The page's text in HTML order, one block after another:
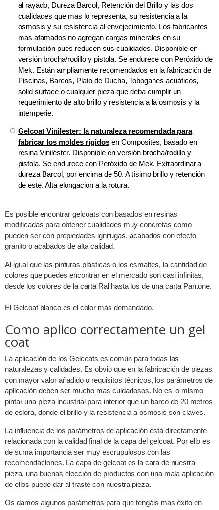
al rayado, Dureza Barcol, Retención del Brillo y las dos
cualidades que mas lo representa, su resistencia a la
osmosis y su resistencia al envejecimiento. Los fabricantes
mas afamados no agregan cargas minerales en su
formulación pues reducen sus cualidades. Disponible en
versión brocha/rodillo y pistola. Se endurece con Peróxido de
Mek. Están ampliamente recomendados en la fabricación de
Piscinas, Barcos, Plato de Ducha, Toboganes acuáticos,
solid surface o cualquier pieza que deba cumplir un
requerimiento de alto brillo y resistencia a la osmosis y la
intemperie.
Gelcoat Vinilester: la naturaleza recomendada para
fabricar los moldes rígidos en Composites, basado en
resina Viniléster. Disponible en versión brocha/rodillo y
pistola. Se endurece con Peróxido de Mek. Extraordinaria
dureza Barcol, por encima de 50. Altísimo brillo y retención
de este. Alta elongación a la rotura.
Es posible encontrar gelcoats con basados en resinas
modificadas para obtener cualidades muy concretas como
pueden ser con propiedades ignifugas, acabados con efecto
granito o acabados de alta calidad.
Al igual que las pinturas plásticas o los esmaltes, la cantidad de
colores que puedes encontrar en el mercado son casi infinitas,
desde los colores de la carta Ral hasta los de una carta Pantone.
El Gelcoat blanco es el color más demandado.
Como aplico correctamente un gel
coat
La aplicación de los Gelcoats es común para todas las
naturalezas y calidades. Es obvio que en la fabricación de piezas
con mayor valor añadido o requisitos técnicos, los parámetros de
aplicación deben ser mucho mas cuidadosos. No es lo mismo
pintar una pieza industrial para interior que un barco de 20 metros
de eslora, donde el brillo y la resistencia a osmosis son claves.
La influencia de los parámetros de aplicación está directamente
relacionada con la calidad final de la capa del gelcoat. Por ello es
de suma importancia ser muy escrupulosos con las
recomendaciones. La capa de gelcoat es la cara de nuestra
pieza, una buenas elección de productos con una mala aplicación
de ellos puede dar al traste con nuestra pieza.
Os damos algunos parámetros para que tengáis mas éxito en